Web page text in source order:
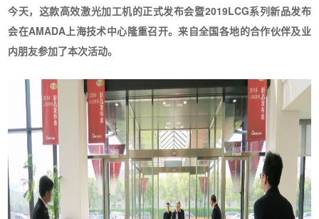
今天，这款高效激光加工机的正式发布会暨2019LCG系列新品发布
会在AMADA上海技术中心隆重召开。来自全国各地的合作伙伴及业
内朋友参加了本次活动。